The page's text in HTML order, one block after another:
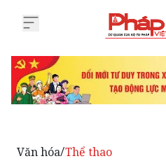
Văn hóa/Thể thao